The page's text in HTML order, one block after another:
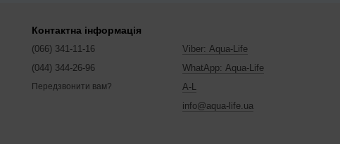
Контактна інформація
(066) 341-11-16
(044) 344-26-96
Передзвонити вам?
Viber: Aqua-Life
WhatApp: Aqua-Life
A-L
info@aqua-life.ua